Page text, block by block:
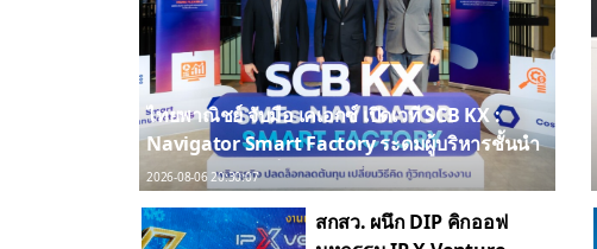
ไทยพาณิชย์ จับมือ เคเอกซ์ เปิดเวที SCB KX :
Navigator Smart Factory ระดมผู้บริหารชั้นนำ
เสริมเกราะเอสเอ็มอีไทย สู้ศึกต้นทุนพุ่ง สู่การ
บริหารโรงงานที่ยั่งยืน
2026-08-06 20:30:07
สกสว. ผนึก DIP คิกออฟ